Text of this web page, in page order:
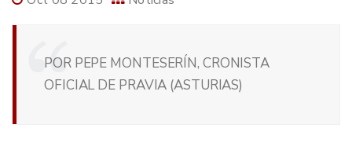
POR PEPE MONTESERÍN, CRONISTA
OFICIAL DE PRAVIA (ASTURIAS)